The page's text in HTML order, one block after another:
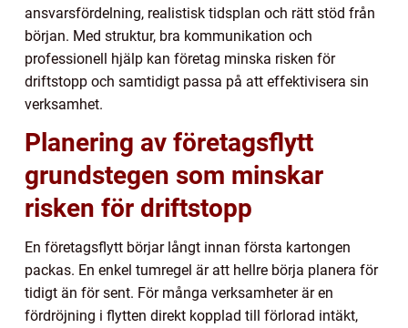
ansvarsfördelning, realistisk tidsplan och rätt stöd från
början. Med struktur, bra kommunikation och
professionell hjälp kan företag minska risken för
driftstopp och samtidigt passa på att effektivisera sin
verksamhet.
Planering av företagsflytt
grundstegen som minskar
risken för driftstopp
En företagsflytt börjar långt innan första kartongen
packas. En enkel tumregel är att hellre börja planera för
tidigt än för sent. För många verksamheter är en
fördröjning i flytten direkt kopplad till förlorad intäkt,